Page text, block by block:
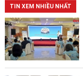
TIN XEM NHIỀU NHẤT